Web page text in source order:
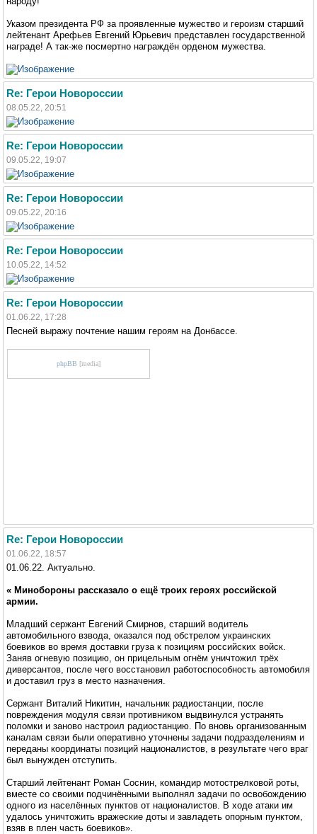
Указом президента РФ за проявленные мужество и героизм старший
лейтенант Арефьев Евгений Юрьевич представлен государственной
награде! А так-же посмертно награждён орденом мужества.
Re: Герои Новороссии
08.05.22, 20:51
Re: Герои Новороссии
09.05.22, 19:07
Re: Герои Новороссии
09.05.22, 20:16
Re: Герои Новороссии
10.05.22, 14:52
Re: Герои Новороссии
01.06.22, 17:28
Песней выражу почтение нашим героям на Донбассе.
phpBB [media]
Re: Герои Новороссии
01.06.22, 18:57
01.06.22. Актуально.
« Минобороны рассказало о ещё троих героях российской
армии.
Младший сержант Евгений Смирнов, старший водитель
автомобильного взвода, оказался под обстрелом украинских
боевиков во время доставки груза к позициям российских войск.
Заняв огневую позицию, он прицельным огнём уничтожил трёх
диверсантов, после чего восстановил работоспособность автомобиля
и доставил груз в место назначения.
Сержант Виталий Никитин, начальник радиостанции, после
повреждения модуля связи противником выдвинулся устранять
поломки и заново настроил радиостанцию. По вновь организованным
каналам связи были оперативно уточнены задачи подразделениям и
переданы координаты позиций националистов, в результате чего враг
был вынужден отступить.
Старший лейтенант Роман Соснин, командир мотострелковой роты,
вместе со своими подчинёнными выполнял задачи по освобождению
одного из населённых пунктов от националистов. В ходе атаки им
удалось уничтожить вражеские доты и завладеть опорным пунктом,
взяв в плен часть боевиков».